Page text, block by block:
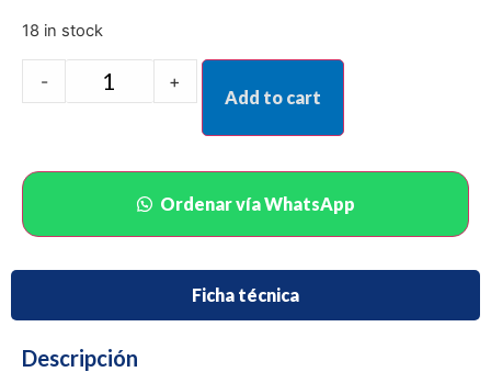
18 in stock
- +
Add to cart
Ordenar vía WhatsApp
Ficha técnica
Descripción